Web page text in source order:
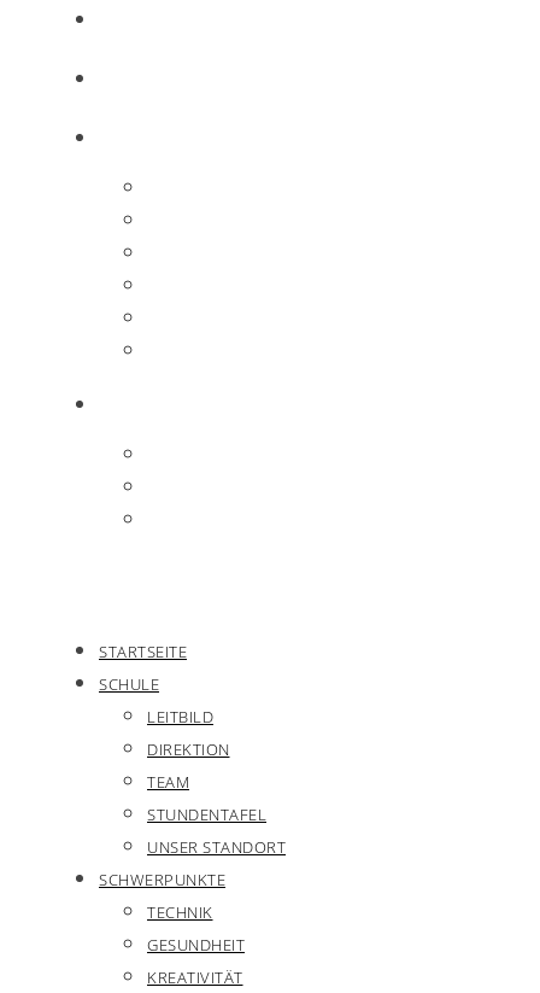
STARTSEITE
SCHULE
LEITBILD
DIREKTION
TEAM
STUNDENTAFEL
UNSER STANDORT
SCHWERPUNKTE
TECHNIK
GESUNDHEIT
KREATIVITÄT